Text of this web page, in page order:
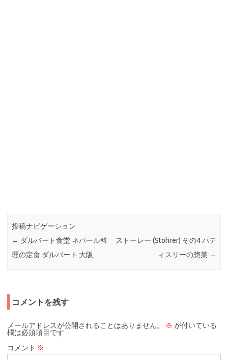
投稿ナビゲーション
← ダルバート食堂 ネパール料
理の定食 ダルバート 大阪
ストーレー (Stohrer) その4 パテ
ィスリーの惣菜 →
コメントを残す
メールアドレスが公開されることはありません。 ※ が付いている
欄は必須項目です
コメント ※